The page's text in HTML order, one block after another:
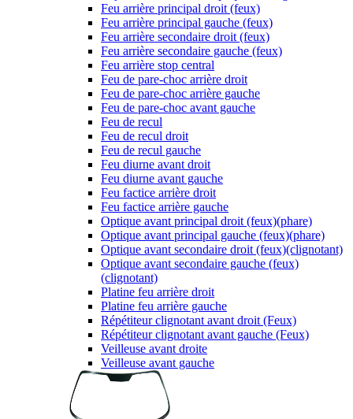
Feu arrière principal droit (feux)
Feu arrière principal gauche (feux)
Feu arrière secondaire droit (feux)
Feu arrière secondaire gauche (feux)
Feu arrière stop central
Feu de pare-choc arrière droit
Feu de pare-choc arrière gauche
Feu de pare-choc avant gauche
Feu de recul
Feu de recul droit
Feu de recul gauche
Feu diurne avant droit
Feu diurne avant gauche
Feu factice arrière droit
Feu factice arrière gauche
Optique avant principal droit (feux)(phare)
Optique avant principal gauche (feux)(phare)
Optique avant secondaire droit (feux)(clignotant)
Optique avant secondaire gauche (feux)
(clignotant)
Platine feu arrière droit
Platine feu arrière gauche
Répétiteur clignotant avant droit (Feux)
Répétiteur clignotant avant gauche (Feux)
Veilleuse avant droite
Veilleuse avant gauche